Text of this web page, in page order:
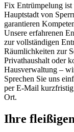
Fix Entrümpelung
Hauptstadt von
garantieren
Unsere erfahrenen
zur vollständigen
Räumlichkeiten zur
Privathaushalt oder
Hausverwaltung –
Sprechen Sie uns
per E-Mail
Ort.
Ihre